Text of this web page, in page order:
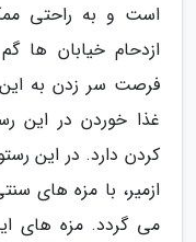
است و به راحتی
ازدحام خیابان ها
فرصت سر زدن به این
غذا خوردن در این
کردن دارد. در این
ازمیر، با مزه های
می گردد. مزه های